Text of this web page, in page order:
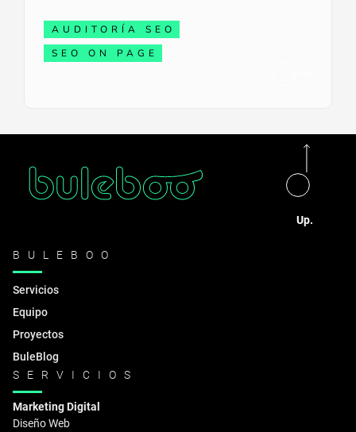
AUDITORÍA SEO
SEO ON PAGE
Up.
BULEBOO
Servicios
Equipo
Proyectos
BuleBlog
SERVICIOS
Marketing Digital
Diseño Web